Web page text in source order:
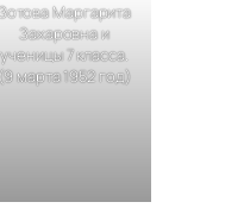
Маргарита
Захаровна и
ученицы 7 класса.
(9 марта 1952 год)